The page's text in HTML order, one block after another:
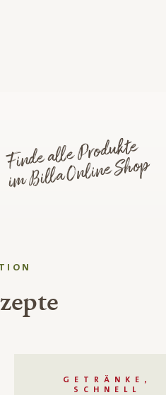
Finde alle Produkte
im Billa Online Shop
GETRÄNKE,
SCHNELL